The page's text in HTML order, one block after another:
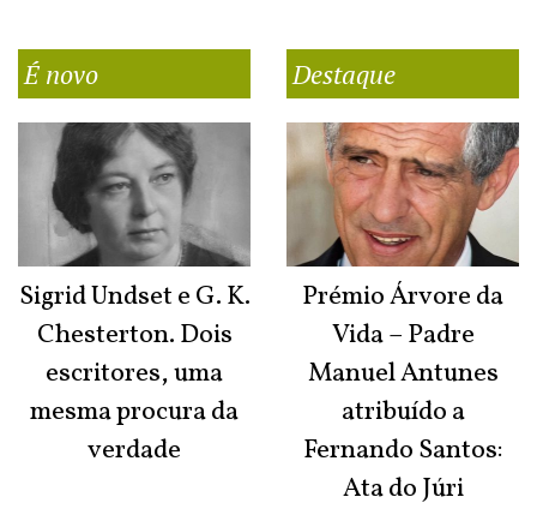
É novo
Sigrid Undset e G. K.
Chesterton. Dois
escritores, uma
mesma procura da
verdade
Destaque
Prémio Árvore da
Vida – Padre
Manuel Antunes
atribuído a
Fernando Santos:
Ata do Júri